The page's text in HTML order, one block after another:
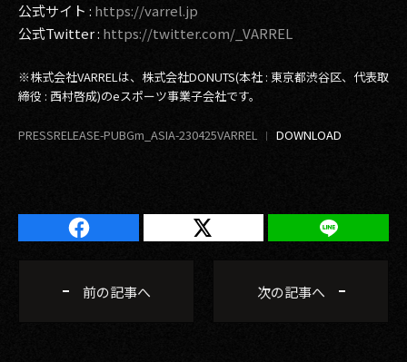
公式サイト : https://varrel.jp
公式Twitter : https://twitter.com/_VARREL
※株式会社VARRELは、株式会社DONUTS(本社 : 東京都渋谷区、代表取
締役 : 西村啓成)のeスポーツ事業子会社です。
PRESSRELEASE-PUBGm_ASIA-230425VARREL
前の記事へ 次の記事へ